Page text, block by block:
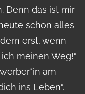
Denn das ist mir
schon alles
erst, wenn
meinen Weg!“
am
ins Leben“.